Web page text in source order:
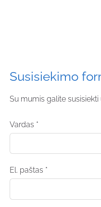
Susisiekimo
Su mumis galite
Vardas *
El. paštas *